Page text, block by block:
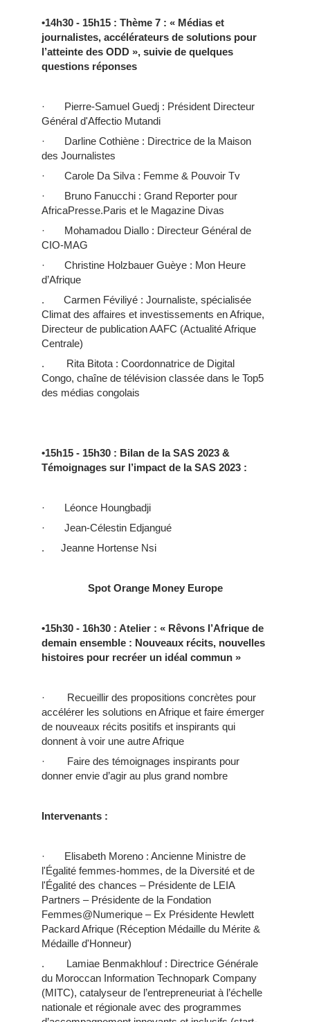
•14h30 - 15h15 : Thème 7 : « Médias et
journalistes, accélérateurs de solutions pour
l’atteinte des ODD », suivie de quelques
questions réponses
· Pierre-Samuel Guedj : Président Directeur
Général d'Affectio Mutandi
· Darline Cothiène : Directrice de la Maison
des Journalistes
· Carole Da Silva : Femme & Pouvoir Tv
· Bruno Fanucchi : Grand Reporter pour
AfricaPresse.Paris et le Magazine Divas
· Mohamadou Diallo : Directeur Général de
CIO-MAG
· Christine Holzbauer Guèye : Mon Heure
d’Afrique
. Carmen Féviliyé : Journaliste, spécialisée
Climat des affaires et investissements en Afrique,
Directeur de publication AAFC (Actualité Afrique
Centrale)
. Rita Bitota : Coordonnatrice de Digital
Congo, chaîne de télévision classée dans le Top5
des médias congolais
•15h15 - 15h30 : Bilan de la SAS 2023 &
Témoignages sur l’impact de la SAS 2023 :
· Léonce Houngbadji
· Jean-Célestin Edjangué
. Jeanne Hortense Nsi
Spot Orange Money Europe
•15h30 - 16h30 : Atelier : « Rêvons l’Afrique de
demain ensemble : Nouveaux récits, nouvelles
histoires pour recréer un idéal commun »
· Recueillir des propositions concrètes pour
accélérer les solutions en Afrique et faire émerger
de nouveaux récits positifs et inspirants qui
donnent à voir une autre Afrique
· Faire des témoignages inspirants pour
donner envie d’agir au plus grand nombre
Intervenants :
· Elisabeth Moreno : Ancienne Ministre de
l'Égalité femmes-hommes, de la Diversité et de
l'Égalité des chances – Présidente de LEIA
Partners – Présidente de la Fondation
Femmes@Numerique – Ex Présidente Hewlett
Packard Afrique (Réception Médaille du Mérite &
Médaille d'Honneur)
. Lamiae Benmakhlouf : Directrice Générale
du Moroccan Information Technopark Company
(MITC), catalyseur de l’entrepreneuriat à l’échelle
nationale et régionale avec des programmes